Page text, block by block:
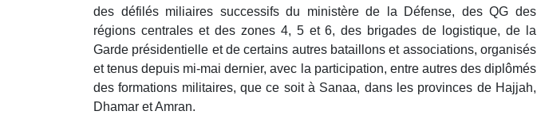
des défilés miliaires successifs du ministère de la Défense, des QG des
régions centrales et des zones 4, 5 et 6, des brigades de logistique, de la
Garde présidentielle et de certains autres bataillons et associations, organisés
et tenus depuis mi-mai dernier, avec la participation, entre autres des diplômés
des formations militaires, que ce soit à Sanaa, dans les provinces de Hajjah,
Dhamar et Amran.